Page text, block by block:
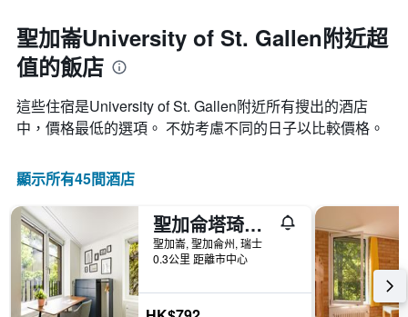
聖加崙University of St. Gallen附近超
值的飯店
這些住宿是University of St. Gallen​附近所有搜出的酒店
中，價格最低的選項。 不妨考慮不同的日子以比較價格。
顯示所有45間酒店
聖加侖塔琦百德城市公寓式酒店
聖加崙, 聖加侖州, 瑞士
0.3公里 距離市中心